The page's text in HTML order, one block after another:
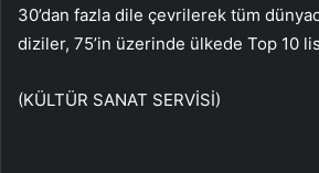
30’dan fazla dile çevrilerek tüm
diziler, 75’in üzerinde ülkede Top 10
(KÜLTÜR SANAT SERVİSİ)